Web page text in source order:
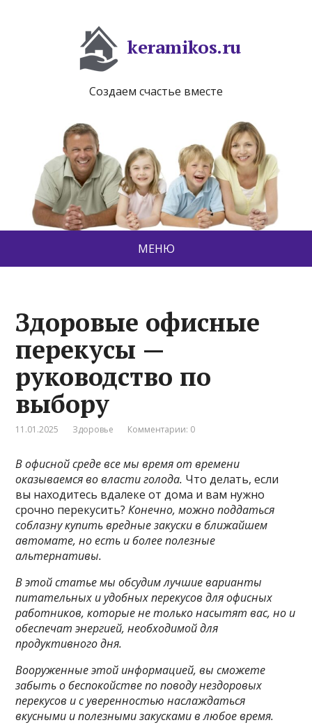
keramikos.ru
Создаем счастье вместе
МЕНЮ
Здоровые офисные
перекусы —
руководство по
выбору
11.01.2025 Здоровье Комментарии: 0
В офисной среде все мы время от времени
оказываемся во власти голода. Что делать, если
вы находитесь вдалеке от дома и вам нужно
срочно перекусить?Конечно, можно поддаться
соблазну купить вредные закуски в ближайшем
автомате, но есть и более полезные
альтернативы.
В этой статье мы обсудим лучшие варианты
питательных и удобных перекусов для офисных
работников, которые не только насытят вас, но и
обеспечат энергией, необходимой для
продуктивного дня.
Вооруженные этой информацией, вы сможете
забыть о беспокойстве по поводу нездоровых
перекусов и с уверенностью наслаждаться
вкусными и полезными закусками в любое время.